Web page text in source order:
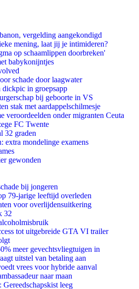
vergelding aangekondigd
mening, laat jij je intimideren?
op schaamlippen doorbreken'
babykonijntjes
schade door laagwater
dickpic in groepsapp
bij geboorte in VS
stak met aardappelschilmesje
veroordeelden onder migranten Ceuta
FC Twente
32 graden
extra mondelinge examens
gewonden
bij jongeren
79-jarige leeftijd overleden
voor overlijdensuitkering
32
tot uitgebreide GTA VI trailer
meer gevechtsvliegtuigen in
uitstel van betaling aan
vrees voor hybride aanval
naar maan
Gereedschapskist leeg